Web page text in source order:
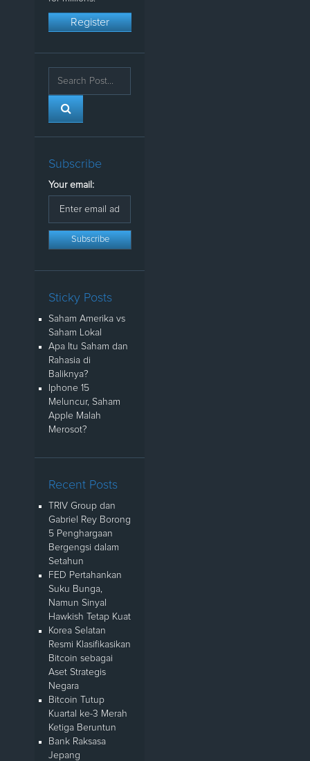
Register
Subscribe
Your email:
Sticky Posts
Saham Amerika vs
Saham Lokal
Apa Itu Saham dan
Rahasia di
Baliknya?
Iphone 15
Meluncur, Saham
Apple Malah
Merosot?
Recent Posts
TRIV Group dan
Gabriel Rey Borong
5 Penghargaan
Bergengsi dalam
Setahun
FED Pertahankan
Suku Bunga,
Namun Sinyal
Hawkish Tetap Kuat
Korea Selatan
Resmi Klasifikasikan
Bitcoin sebagai
Aset Strategis
Negara
Bitcoin Tutup
Kuartal ke-3 Merah
Ketiga Beruntun
Bank Raksasa
Jepang